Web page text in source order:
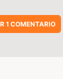
1 COMENTARIO